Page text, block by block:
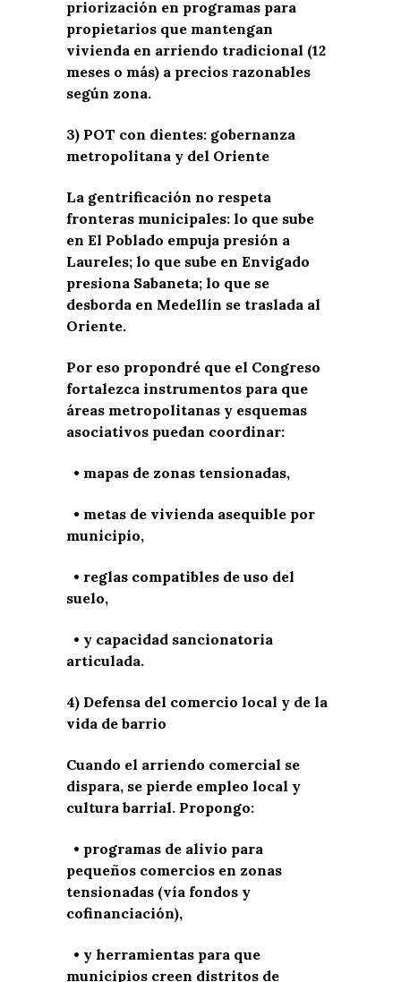
priorización en programas para
propietarios que mantengan
vivienda en arriendo tradicional (12
meses o más) a precios razonables
según zona.
3) POT con dientes: gobernanza
metropolitana y del Oriente
La gentrificación no respeta
fronteras municipales: lo que sube
en El Poblado empuja presión a
Laureles; lo que sube en Envigado
presiona Sabaneta; lo que se
desborda en Medellín se traslada al
Oriente.
Por eso propondré que el Congreso
fortalezca instrumentos para que
áreas metropolitanas y esquemas
asociativos puedan coordinar:
• mapas de zonas tensionadas,
• metas de vivienda asequible por
municipio,
• reglas compatibles de uso del
suelo,
• y capacidad sancionatoria
articulada.
4) Defensa del comercio local y de la
vida de barrio
Cuando el arriendo comercial se
dispara, se pierde empleo local y
cultura barrial. Propongo:
• programas de alivio para
pequeños comercios en zonas
tensionadas (vía fondos y
cofinanciación),
• y herramientas para que
municipios creen distritos de